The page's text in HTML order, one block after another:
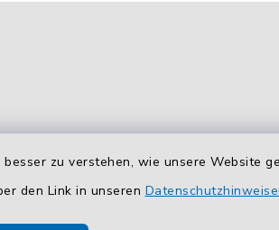
zu verstehen, wie unsere Website
den Link in unseren